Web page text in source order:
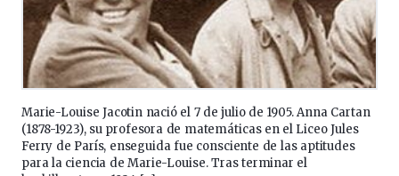
Marie-Louise Jacotin nació el 7 de julio de 1905. Anna Cartan
(1878-1923), su profesora de matemáticas en el Liceo Jules
Ferry de París, enseguida fue consciente de las aptitudes
para la ciencia de Marie-Louise. Tras terminar el